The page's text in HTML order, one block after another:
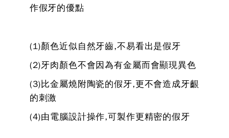
作假牙的優點
(1)顏色近似自然牙齒,不易看出是假牙
(2)牙肉顏色不會因為有金屬而會顯現異色
(3)比金屬燒附陶瓷的假牙,更不會造成牙齦
的刺激
(4)由電腦設計操作,可製作更精密的假牙